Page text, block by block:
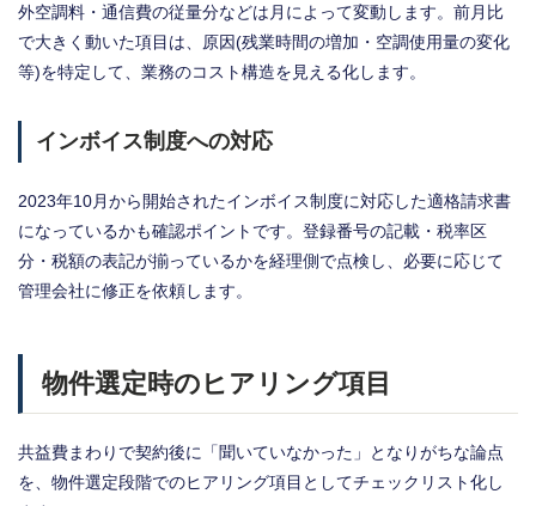
外空調料・通信費の従量分などは月によって変動します。前月比
で大きく動いた項目は、原因(残業時間の増加・空調使用量の変化
等)を特定して、業務のコスト構造を見える化します。
インボイス制度への対応
2023年10月から開始されたインボイス制度に対応した適格請求書
になっているかも確認ポイントです。登録番号の記載・税率区
分・税額の表記が揃っているかを経理側で点検し、必要に応じて
管理会社に修正を依頼します。
物件選定時のヒアリング項目
共益費まわりで契約後に「聞いていなかった」となりがちな論点
を、物件選定段階でのヒアリング項目としてチェックリスト化し